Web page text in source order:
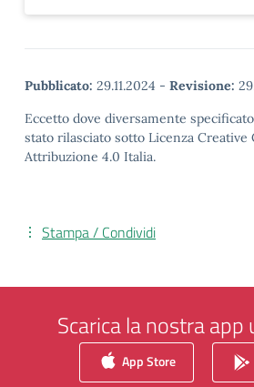
Pubblicato: 29.11.2024 - Revisione:
Eccetto dove diversamente
stato rilasciato sotto Licenza Creative
Attribuzione 4.0 Italia.
Stampa / Condividi
Scarica la nostra app
App Store